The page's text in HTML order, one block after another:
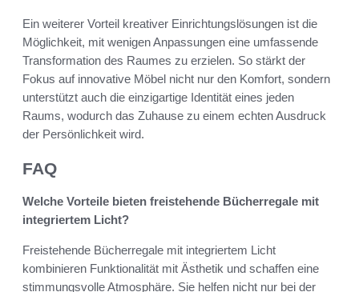
Ein weiterer Vorteil kreativer Einrichtungslösungen ist die
Möglichkeit, mit wenigen Anpassungen eine umfassende
Transformation des Raumes zu erzielen. So stärkt der
Fokus auf innovative Möbel nicht nur den Komfort, sondern
unterstützt auch die einzigartige Identität eines jeden
Raums, wodurch das Zuhause zu einem echten Ausdruck
der Persönlichkeit wird.
FAQ
Welche Vorteile bieten freistehende Bücherregale mit
integriertem Licht?
Freistehende Bücherregale mit integriertem Licht
kombinieren Funktionalität mit Ästhetik und schaffen eine
stimmungsvolle Atmosphäre. Sie helfen nicht nur bei der